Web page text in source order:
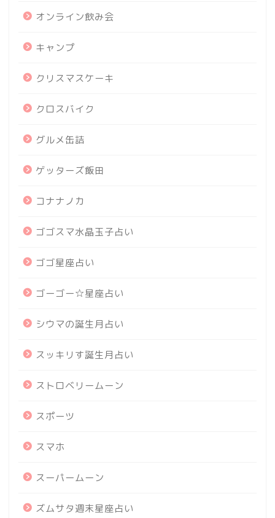
オンライン飲み会
キャンプ
クリスマスケーキ
クロスバイク
グルメ缶詰
ゲッターズ飯田
コナナノカ
ゴゴスマ水晶玉子占い
ゴゴ星座占い
ゴーゴー☆星座占い
シウマの誕生月占い
スッキリす誕生月占い
ストロベリームーン
スポーツ
スマホ
スーパームーン
ズムサタ週末星座占い